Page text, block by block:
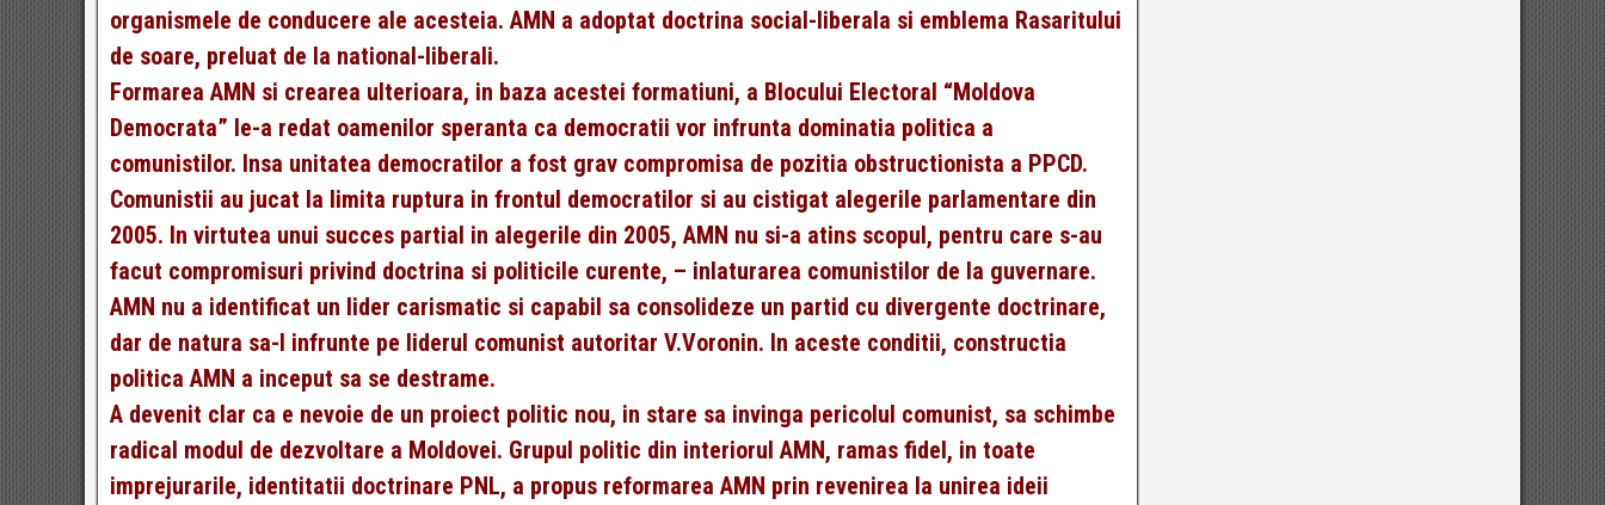
organismele de conducere ale acesteia. AMN a adoptat doctrina social-liberala si emblema Rasaritului
de soare, preluat de la national-liberali.
Formarea AMN si crearea ulterioara, in baza acestei formatiuni, a Blocului Electoral “Moldova
Democrata” le-a redat oamenilor speranta ca democratii vor infrunta dominatia politica a
comunistilor. Insa unitatea democratilor a fost grav compromisa de pozitia obstructionista a PPCD.
Comunistii au jucat la limita ruptura in frontul democratilor si au cistigat alegerile parlamentare din
2005. In virtutea unui succes partial in alegerile din 2005, AMN nu si-a atins scopul, pentru care s-au
facut compromisuri privind doctrina si politicile curente, – inlaturarea comunistilor de la guvernare.
AMN nu a identificat un lider carismatic si capabil sa consolideze un partid cu divergente doctrinare,
dar de natura sa-l infrunte pe liderul comunist autoritar V.Voronin. In aceste conditii, constructia
politica AMN a inceput sa se destrame.
A devenit clar ca e nevoie de un proiect politic nou, in stare sa invinga pericolul comunist, sa schimbe
radical modul de dezvoltare a Moldovei. Grupul politic din interiorul AMN, ramas fidel, in toate
imprejurarile, identitatii doctrinare PNL, a propus reformarea AMN prin revenirea la unirea ideii